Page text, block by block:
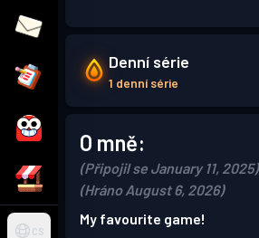
CS
Denní série
1 denní série
O mně:
(Připojil se January 11, 2025)
(Hráno August 6, 2026)
My favourite game!